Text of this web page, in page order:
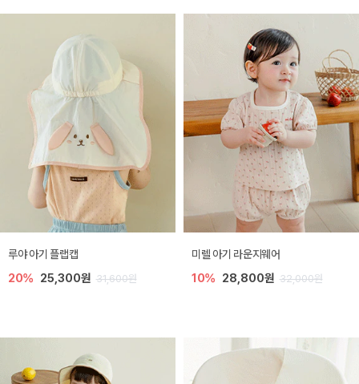
루야 아기 플랩캡
20% 25,300원 31,600원
미렐 아기 라운지웨어
10% 28,800원 32,000원